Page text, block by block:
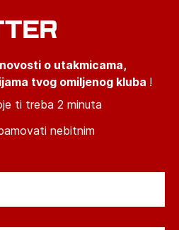
o utakmicama,
tvog omiljenog kluba !
ti treba 2 minuta
nebitnim